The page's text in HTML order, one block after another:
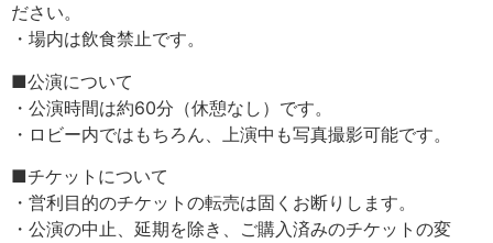
ださい。
・場内は飲食禁止です。
■公演について
・公演時間は約60分（休憩なし）です。
・ロビー内ではもちろん、上演中も写真撮影可能です。
■チケットについて
・営利目的のチケットの転売は固くお断りします。
・公演の中止、延期を除き、ご購入済みのチケットの変